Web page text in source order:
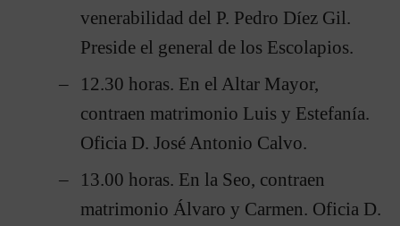
venerabilidad del P. Pedro Díez Gil.
Preside el general de los Escolapios.
12.30 horas. En el Altar Mayor,
contraen matrimonio Luis y Estefanía.
Oficia D. José Antonio Calvo.
13.00 horas. En la Seo, contraen
matrimonio Álvaro y Carmen. Oficia D.